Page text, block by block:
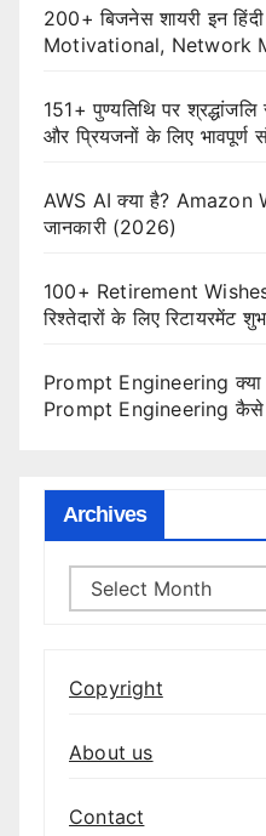
200+ बिजनेस शायरी इन
Motivational, Network
151+ पुण्यतिथि पर
और प्रियजनों के लिए भावपूर्ण
AWS AI क्या है? Amazon
जानकारी (2026)
100+ Retirement
रिश्तेदारों के लिए रिटायरमेंट
Prompt Engineering
Prompt Engineering कैसे
Archives
Archives
Copyright
About us
Contact